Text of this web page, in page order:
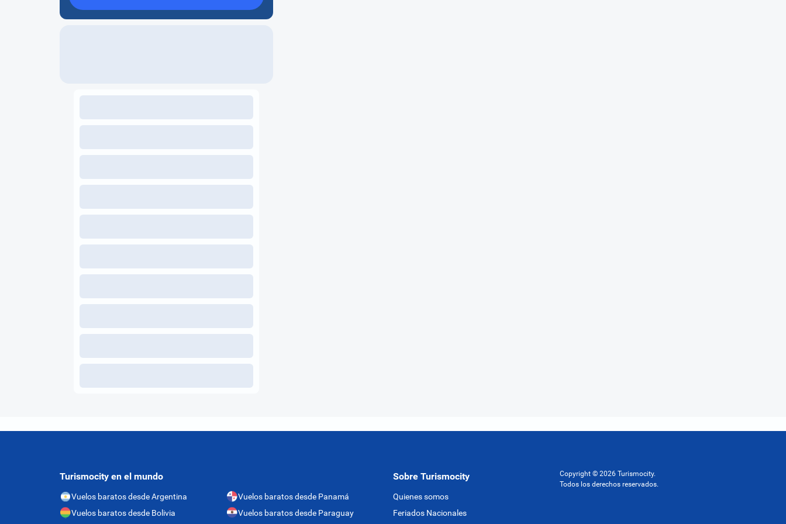
Turismocity en el mundo
Vuelos baratos desde Argentina
Vuelos baratos desde Bolivia
Vuelos baratos desde Panamá
Vuelos baratos desde Paraguay
Sobre Turismocity
Quienes somos
Feriados Nacionales
Copyright © 2026 Turismocity.
Todos los derechos reservados.